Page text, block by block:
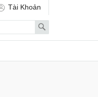
Tài Khoản
Search